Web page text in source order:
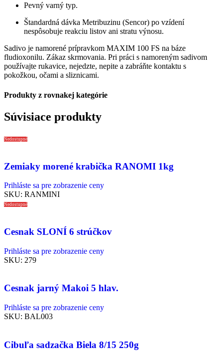
Pevný varný typ.
Štandardná dávka Metribuzinu (Sencor) po vzídení
nespôsobuje reakciu listov ani stratu výnosu.
Sadivo je namorené prípravkom MAXIM 100 FS na báze
fludioxonilu. Zákaz skrmovania. Pri práci s namoreným sadivom
používajte rukavice, nejedzte, nepite a zabráňte kontaktu s
pokožkou, očami a sliznicami.
Produkty z rovnakej kategórie
Súvisiace produkty
Nedostupné
Zemiaky morené krabička RANOMI 1kg
Prihláste sa pre zobrazenie ceny
SKU: RANMINI
Nedostupné
Cesnak SLONÍ 6 strúčkov
Prihláste sa pre zobrazenie ceny
SKU: 279
Cesnak jarný Makoi 5 hlav.
Prihláste sa pre zobrazenie ceny
SKU: BAL003
Cibuľa sadzačka Biela 8/15 250g